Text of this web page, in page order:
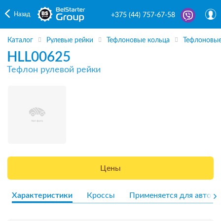
Назад +375 (44) 757-67-58
Каталог Рулевые рейки Тефлоновые кольца
HLL00625
Тефлон рулевой рейки
Цены
Характеристики Кроссы Применяется для авто